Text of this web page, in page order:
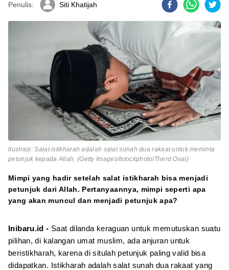
Penulis: Siti Khatijah
Ilustrasi: Salat istikharah adalah salat sunah dua rakaat untuk meminta
petunjuk kepada Allah. (Getty Images/Istockphoto/Therd Oval)
Mimpi yang hadir setelah salat istikharah bisa menjadi
petunjuk dari Allah. Pertanyaannya, mimpi seperti apa
yang akan muncul dan menjadi petunjuk apa?
Inibaru.id - Saat dilanda keraguan untuk memutuskan suatu
pilihan, di kalangan umat muslim, ada anjuran untuk
beristikharah, karena di situlah petunjuk paling valid bisa
didapatkan. Istikharah adalah salat sunah dua rakaat yang